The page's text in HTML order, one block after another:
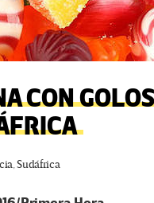
CON
,Sudáfrica